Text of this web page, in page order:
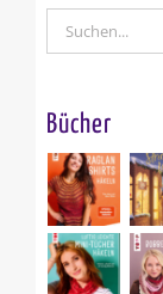
Suche
nach:
Bücher